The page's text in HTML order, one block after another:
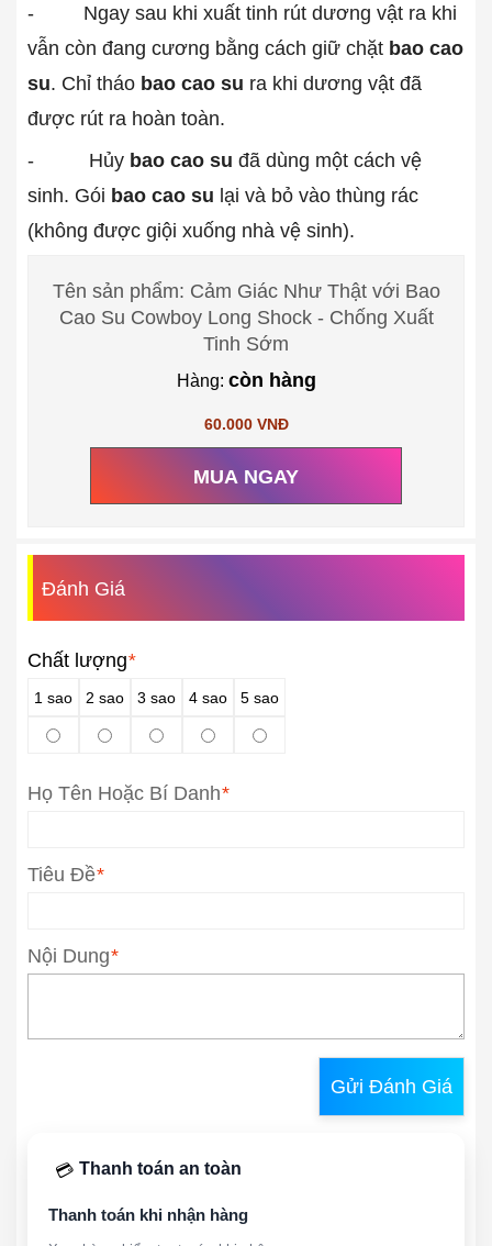
- Ngay sau khi xuất tinh rút dương vật ra khi
vẫn còn đang cương bằng cách giữ chặt bao cao
su. Chỉ tháo bao cao su ra khi dương vật đã
được rút ra hoàn toàn.
- Hủy bao cao su đã dùng một cách vệ
sinh. Gói bao cao su lại và bỏ vào thùng rác
(không được giội xuống nhà vệ sinh).
Tên sản phẩm: Cảm Giác Như Thật với Bao
Cao Su Cowboy Long Shock - Chống Xuất
Tinh Sớm
Hàng: còn hàng
60.000 VNĐ
MUA NGAY
Đánh Giá
Chất lượng*
1 sao 2 sao 3 sao 4 sao 5 sao
*
Họ Tên Hoặc Bí Danh
*
Tiêu Đề
*
Nội Dung
Gửi Đánh Giá
💳 Thanh toán an toàn
Thanh toán khi nhận hàng